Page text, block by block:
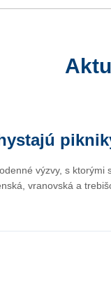
výzvy, s
vranovská a